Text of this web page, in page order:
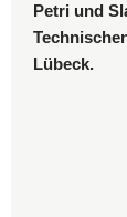
Petri und
Lübeck.